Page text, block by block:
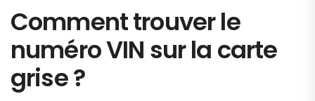
Comment trouver le
numéro VIN sur la carte
grise ?